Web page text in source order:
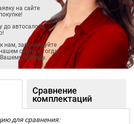
на сайте
до автосалона
нам, забронируйте
сайте, и тогда
приезду.
Сравнение
комплектаций
для сравнения: